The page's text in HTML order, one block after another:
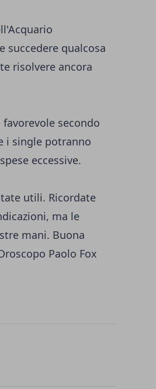
qualcosa
risolvere ancora
secondo
i single potranno
eccessive.
utili. Ricordate
ma le
mani. Buona
Paolo Fox